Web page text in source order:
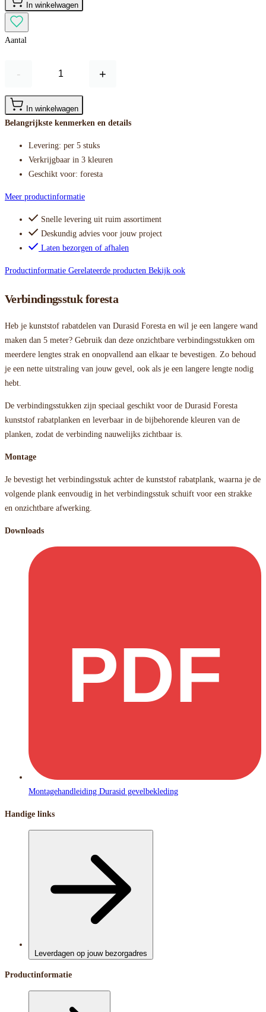
In winkelwagen
Aantal
- +
In winkelwagen
Belangrijkste kenmerken en details
Levering: per 5 stuks
Verkrijgbaar in 3 kleuren
Geschikt voor: foresta
Meer productinformatie
Snelle levering uit ruim assortiment
Deskundig advies voor jouw project
Laten bezorgen of afhalen
Productinformatie Gerelateerde producten Bekijk ook
Verbindingsstuk foresta
Heb je kunststof rabatdelen van Durasid Foresta en wil je een langere wand
maken dan 5 meter? Gebruik dan deze onzichtbare verbindingsstukken om
meerdere lengtes strak en onopvallend aan elkaar te bevestigen. Zo behoud
je een nette uitstraling van jouw gevel, ook als je een langere lengte nodig
hebt.
De verbindingsstukken zijn speciaal geschikt voor de Durasid Foresta
kunststof rabatplanken en leverbaar in de bijbehorende kleuren van de
planken, zodat de verbinding nauwelijks zichtbaar is.
Montage
Je bevestigt het verbindingsstuk achter de kunststof rabatplank, waarna je de
volgende plank eenvoudig in het verbindingsstuk schuift voor een strakke
en onzichtbare afwerking.
Downloads
PDF
Montagehandleiding Durasid gevelbekleding
Handige links
Leverdagen op jouw bezorgadres
Productinformatie